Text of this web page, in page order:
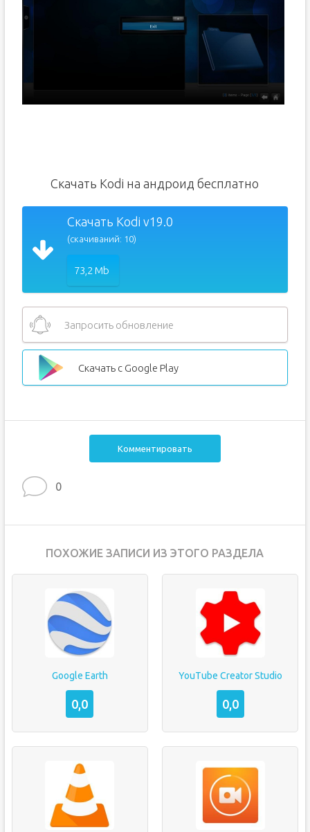
Скачать Kodi на андроид бесплатно
Скачать Kodi v19.0
(скачиваний: 10)
73,2 Mb
Запросить обновление
Скачать с Google Play
Комментировать
0
ПОХОЖИЕ ЗАПИСИ ИЗ ЭТОГО РАЗДЕЛА
Google Earth
0,0
YouTube Creator Studio
0,0